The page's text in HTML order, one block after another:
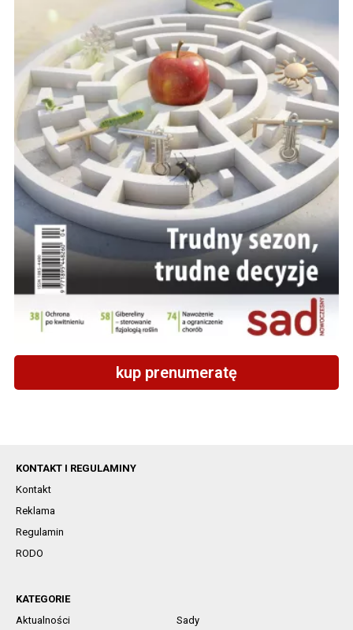
kup prenumeratę
KONTAKT I REGULAMINY
Kontakt
Reklama
Regulamin
RODO
KATEGORIE
Aktualności
Sady